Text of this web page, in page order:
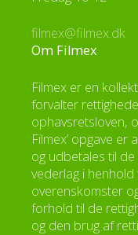
filmex@filmex.dk
Om Filmex
Filmex er en
forvalter
ophavsretsloven,
Filmex’ opgave
og udbetales til
vederlag i
overenskomster
forhold til de
og den brug af